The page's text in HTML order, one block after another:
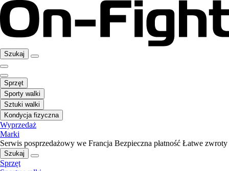
Szukaj
Sprzęt
Sporty walki
Sztuki walki
Kondycja fizyczna
Wyprzedaż
Marki
Serwis posprzedażowy we Francja Bezpieczna płatność Łatwe zwroty
Szukaj
Sprzęt